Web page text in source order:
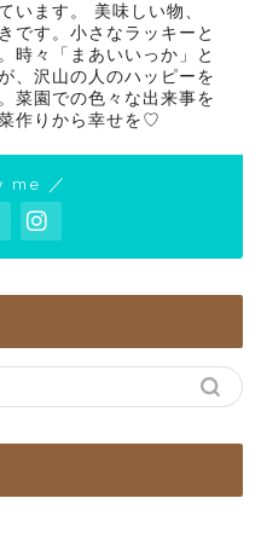
います。 美味しい物、
です。小さなラッキーと
時々「まあいいっか」と
、沢山の人のハッピーを
菜園での色々な出来事を
作りから幸せを♡
me ／